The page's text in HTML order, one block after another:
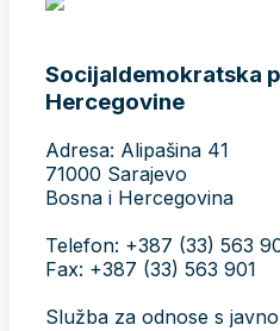
Socijaldemokratska
Hercegovine
Adresa: Alipašina 41
71000 Sarajevo
Bosna i Hercegovina
Telefon: +387 (33) 563
Fax: +387 (33) 563 901
Služba za odnose s